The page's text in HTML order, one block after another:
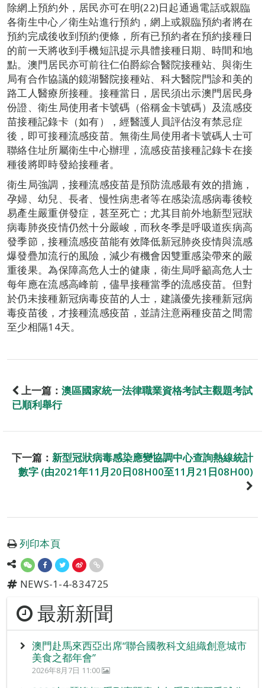
除網上預約外，居民亦可在明(22)日起通過電話或親臨
各衛生中心／衛生站進行預約，網上或親臨預約者將在
預約完成後收到預約便條，所有已預約者在預約接種日
的前一天將收到手機短訊提示具體接種日期、時間和地
點。澳門居民亦可前往仁伯爵綜合醫院接種站、與衛生
局有合作協議的鏡湖醫院接種站、科大醫院門診和美的
路工人醫療所接種。接種當日，居民須出示澳門居民身
份證、衛生局使用者卡號碼（俗稱金卡號碼）及流感疫
苗接種記錄卡（如有），經醫護人員評估沒有禁忌症
後，即可接種流感疫苗。無衛生局使用者卡號碼人士可
聯絡住址所屬衛生中心辦理，流感疫苗接種記錄卡在接
種後將即時發給接種者。
衛生局強調，接種流感疫苗是預防流感最有效的措施，
孕婦、幼兒、長者、慢性病患者等在感染流感病毒後較
易產生嚴重併發症，甚至死亡；尤其目前外地新型冠狀
病毒肺炎疫情仍然十分嚴峻，而秋冬季是呼吸道疾病高
發季節，接種流感疫苗能有效降低新冠肺炎疫情與流感
爆發疊加流行的風險，減少有機會因雙重感染帶來的嚴
重後果。為保障高危人士的健康，衛生局呼籲高危人士
每年應在流感高峰前，儘早接種當季的流感疫苗。但對
於仍未接種新冠病毒疫苗的人士，建議優先接種新冠病
毒疫苗後，才接種流感疫苗，並請注意兩種疫苗之間需
至少相隔14天。
上一篇： 澳區國家統一法律職業資格考試主觀題考試
已順利舉行
下一篇： 新型冠狀病毒感染應變協調中心查詢熱線統計
數字 (由2021年11月20日08H00至11月21日08H00)
列印本頁
NEWS-1-4-834725
最新新聞
澳門赴馬來西亞出席“聯合國教科文組織創意城市
美食之都年會”
2026年8月7日 11:00